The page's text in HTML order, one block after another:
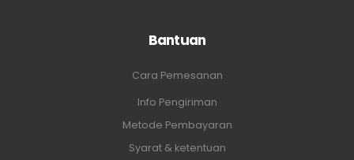
Bantuan
Cara Pemesanan
Info Pengiriman
Metode Pembayaran
Syarat & ketentuan